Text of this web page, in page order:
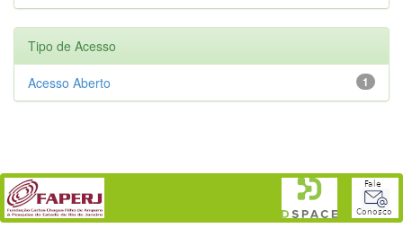
Tipo de Acesso
1
Acesso Aberto